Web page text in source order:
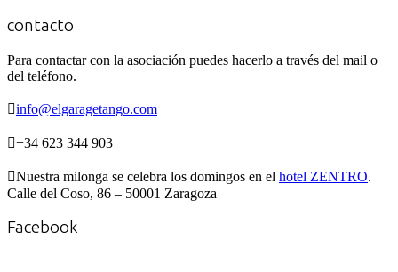
contacto
Para contactar con la asociación puedes hacerlo a través del mail o
del teléfono.
info@elgaragetango.com
+34 623 344 903
Nuestra milonga se celebra los domingos en el hotel ZENTRO.
Calle del Coso, 86 – 50001 Zaragoza
Facebook